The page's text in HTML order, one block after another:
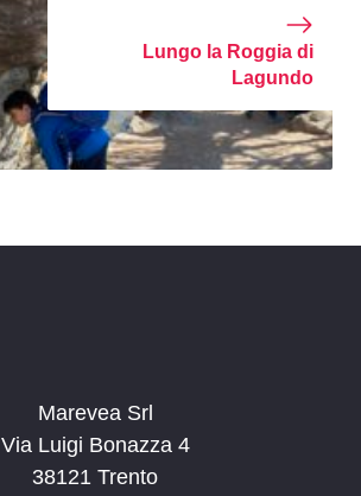
Lungo la Roggia di
Lagundo
Marevea Srl
Via Luigi Bonazza 4
38121 Trento